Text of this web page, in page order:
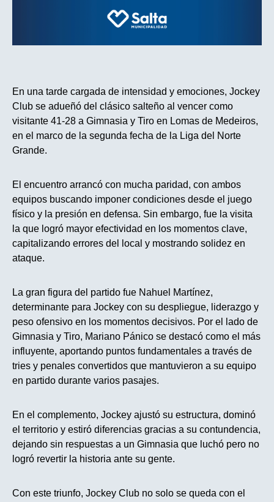
En una tarde cargada de intensidad y emociones, Jockey
Club se adueñó del clásico salteño al vencer como
visitante 41-28 a Gimnasia y Tiro en Lomas de Medeiros,
en el marco de la segunda fecha de la Liga del Norte
Grande.
El encuentro arrancó con mucha paridad, con ambos
equipos buscando imponer condiciones desde el juego
físico y la presión en defensa. Sin embargo, fue la visita
la que logró mayor efectividad en los momentos clave,
capitalizando errores del local y mostrando solidez en
ataque.
La gran figura del partido fue Nahuel Martínez,
determinante para Jockey con su despliegue, liderazgo y
peso ofensivo en los momentos decisivos. Por el lado de
Gimnasia y Tiro, Mariano Pánico se destacó como el más
influyente, aportando puntos fundamentales a través de
tries y penales convertidos que mantuvieron a su equipo
en partido durante varios pasajes.
En el complemento, Jockey ajustó su estructura, dominó
el territorio y estiró diferencias gracias a su contundencia,
dejando sin respuestas a un Gimnasia que luchó pero no
logró revertir la historia ante su gente.
Con este triunfo, Jockey Club no solo se queda con el